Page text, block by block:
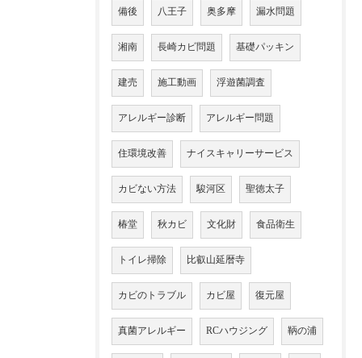
備後 八王子 奥多摩 漏水問題
湘南 長崎カビ問題 基礎パッキン
建売 施工動画 浮遊菌調査
アレルギー診断 アレルギー問題
住環境改善 ナイスキャリーサービス
カビない方法 駿河区 聖徳太子
椿堂 秋カビ 文化財 食品衛生
トイレ掃除 比叡山延暦寺
カビのトラブル カビ屋 復元屋
真菌アレルギー RCハウジング 鞆の浦